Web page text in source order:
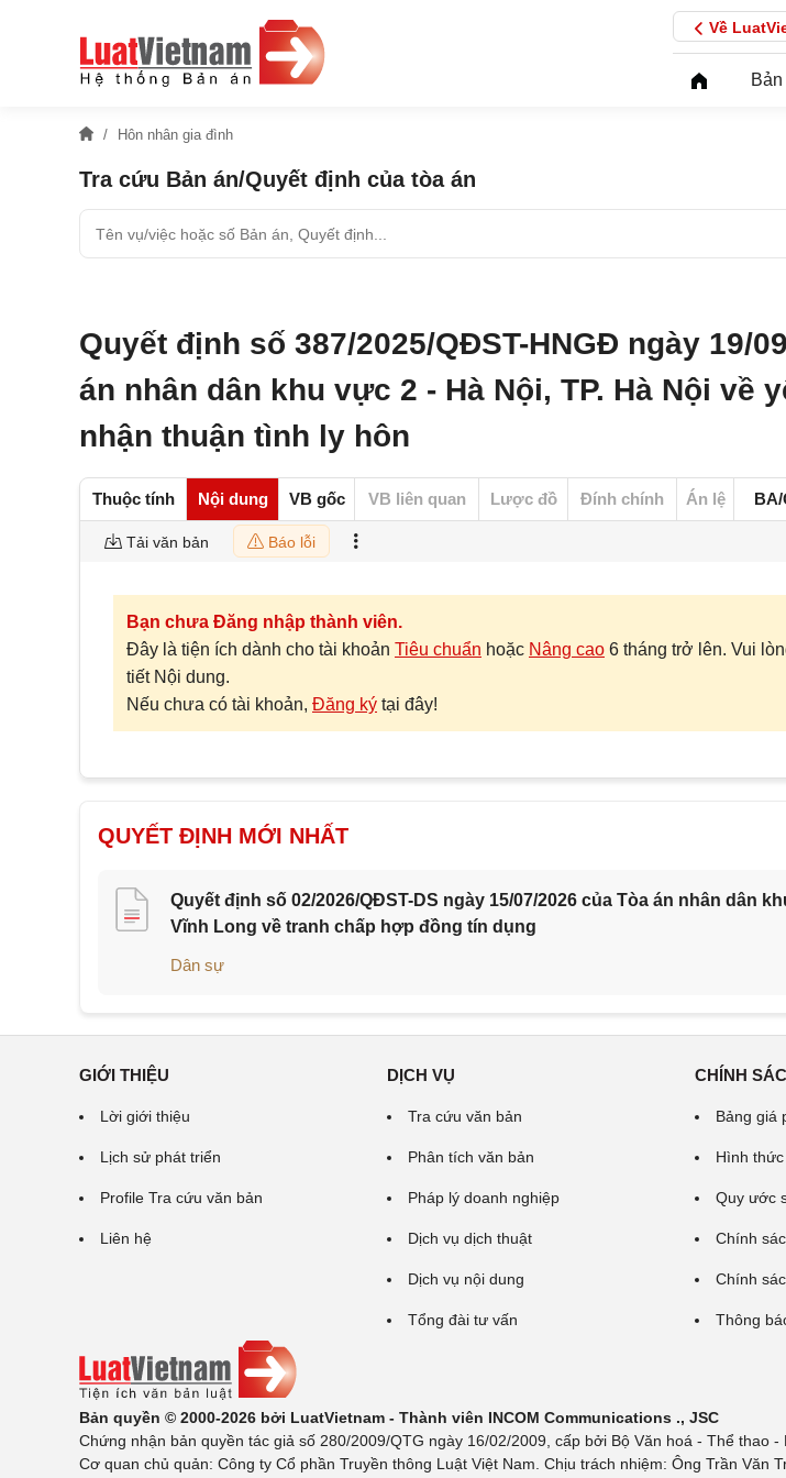
Về
Bản
Hôn nhân gia đình
Tra cứu Bản án/Quyết định của tòa án
Quyết định số 387/2025/QĐST-HNGĐ ngày 19/
án nhân dân khu vực 2 - Hà Nội, TP. Hà Nội về
nhận thuận tình ly hôn
Thuộc tính Nội dung VB gốc VB liên quan Lược đồ Đính chính Án lệ
Tải văn bản Báo lỗi
Bạn chưa Đăng nhập thành viên.
Đây là tiện ích dành cho tài khoản Tiêu chuẩn hoặc Nâng cao 6 tháng trở lên. Vui
tiết Nội dung.
Nếu chưa có tài khoản, Đăng ký tại đây!
QUYẾT ĐỊNH MỚI NHẤT
Quyết định số 02/2026/QĐST-DS ngày 15/07/2026 của Tòa án nhân dân
Vĩnh Long về tranh chấp hợp đồng tín dụng
Dân sự
GIỚI THIỆU
Lời giới thiệu
Lịch sử phát triển
Profile Tra cứu văn bản
Liên hệ
DỊCH VỤ
Tra cứu văn bản
Phân tích văn bản
Pháp lý doanh nghiệp
Dịch vụ dịch thuật
Dịch vụ nội dung
Tổng đài tư vấn
CHÍNH
Bảng giá
Hình
Quy ước
Chính
Chính
Thông
Bản quyền © 2000-2026 bởi LuatVietnam - Thành viên INCOM Communications ., JSC
Chứng nhận bản quyền tác giả số 280/2009/QTG ngày 16/02/2009, cấp bởi Bộ Văn hoá - Thể thao -
Cơ quan chủ quản: Công ty Cổ phần Truyền thông Luật Việt Nam. Chịu trách nhiệm: Ông Trần Văn